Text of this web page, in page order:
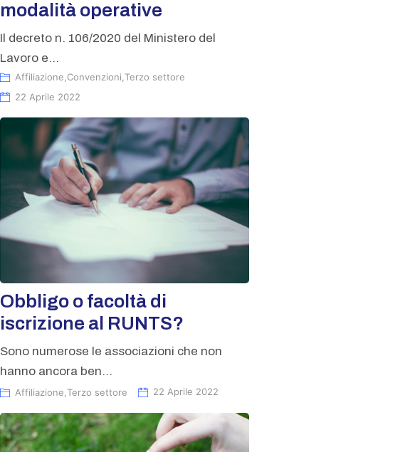
modalità operative
Il decreto n. 106/2020 del Ministero del
Lavoro e...
Affiliazione Convenzioni Terzo settore
22 Aprile 2022
Obbligo o facoltà di
iscrizione al RUNTS?
Sono numerose le associazioni che non
hanno ancora ben...
Affiliazione Terzo settore 22 Aprile 2022